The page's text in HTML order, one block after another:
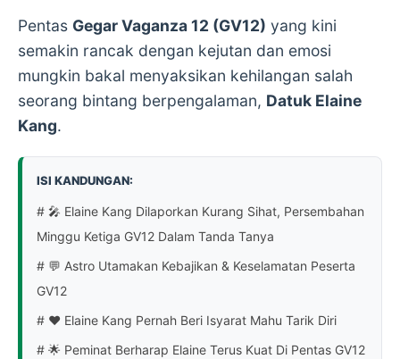
Pentas Gegar Vaganza 12 (GV12) yang kini
semakin rancak dengan kejutan dan emosi
mungkin bakal menyaksikan kehilangan salah
seorang bintang berpengalaman, Datuk Elaine
Kang.
ISI KANDUNGAN:
# 🎤 Elaine Kang Dilaporkan Kurang Sihat, Persembahan
Minggu Ketiga GV12 Dalam Tanda Tanya
# 💬 Astro Utamakan Kebajikan & Keselamatan Peserta
GV12
# ❤️ Elaine Kang Pernah Beri Isyarat Mahu Tarik Diri
# 🌟 Peminat Berharap Elaine Terus Kuat Di Pentas GV12